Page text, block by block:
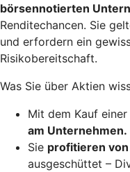
börsennotierten
Renditechancen. Sie
und erfordern ein
Risikobereitschaft.
Was Sie über Aktien
Mit dem Kauf
am Unternehmen.
Sie profitieren
ausgeschüttet –